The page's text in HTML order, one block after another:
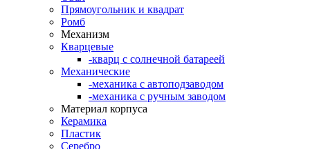
Прямоугольник и квадрат
Ромб
Механизм
Кварцевые
-кварц с солнечной батареей
Механические
-механика с автоподзаводом
-механика с ручным заводом
Материал корпуса
Керамика
Пластик
Серебро